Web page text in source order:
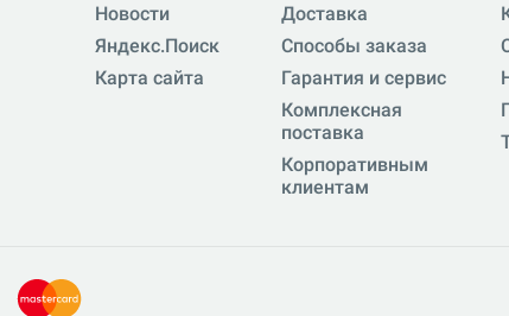
Новости
Яндекс.Поиск
Карта сайта
Доставка
Способы заказа
Гарантия и сервис
Комплексная
поставка
Корпоративным
клиентам